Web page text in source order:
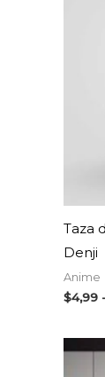
Taza
Denji
Anime
$4,99